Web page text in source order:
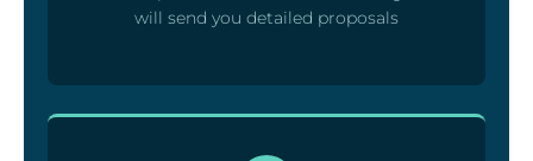
will send you detailed proposals